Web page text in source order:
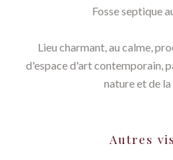
Fosse septique
Lieu charmant, au calme,
d'espace d'art contemporain,
nature et de
Autres